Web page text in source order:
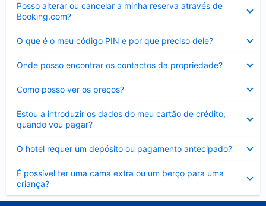
Posso alterar ou cancelar a minha reserva através de
Booking.com?
fechado
O que é o meu código PIN e por que preciso dele?
fechado
Onde posso encontrar os contactos da propriedade?
fechado
Como posso ver os preços?
fechado
Estou a introduzir os dados do meu cartão de crédito,
quando vou pagar?
fechado
O hotel requer um depósito ou pagamento antecipado?
fechado
É possível ter uma cama extra ou um berço para uma
criança?
Elemento
fechado